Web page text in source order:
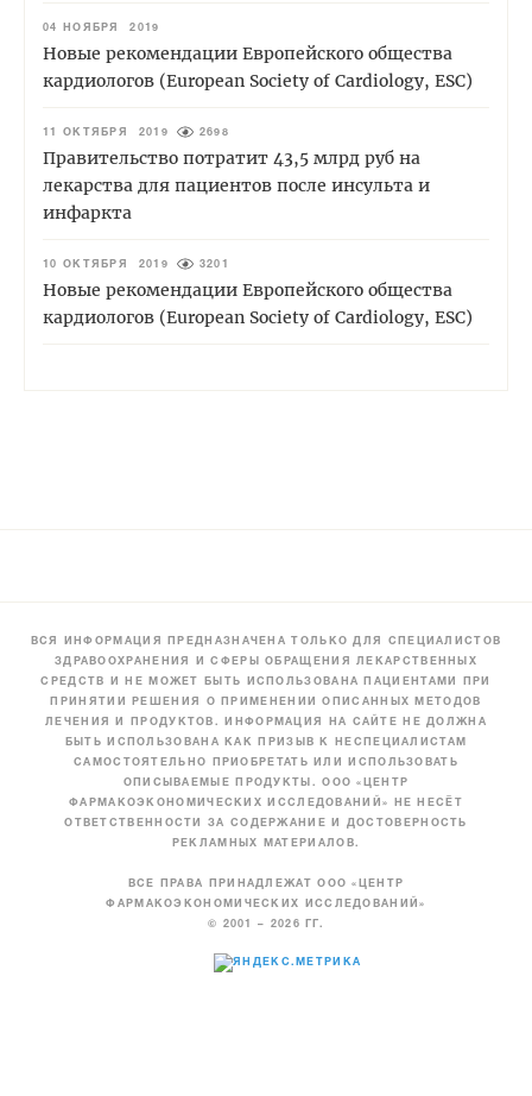
04 НОЯБРЯ 2019
Новые рекомендации Европейского общества
кардиологов (European Society of Cardiology, ESC)
11 ОКТЯБРЯ 2019 2698
Правительство потратит 43,5 млрд руб на
лекарства для пациентов после инсульта и
инфаркта
10 ОКТЯБРЯ 2019 3201
Новые рекомендации Европейского общества
кардиологов (European Society of Cardiology, ESC)
ВСЯ ИНФОРМАЦИЯ ПРЕДНАЗНАЧЕНА ТОЛЬКО ДЛЯ СПЕЦИАЛИСТОВ
ЗДРАВООХРАНЕНИЯ И СФЕРЫ ОБРАЩЕНИЯ ЛЕКАРСТВЕННЫХ
СРЕДСТВ И НЕ МОЖЕТ БЫТЬ ИСПОЛЬЗОВАНА ПАЦИЕНТАМИ ПРИ
ПРИНЯТИИ РЕШЕНИЯ О ПРИМЕНЕНИИ ОПИСАННЫХ МЕТОДОВ
ЛЕЧЕНИЯ И ПРОДУКТОВ. ИНФОРМАЦИЯ НА САЙТЕ НЕ ДОЛЖНА
БЫТЬ ИСПОЛЬЗОВАНА КАК ПРИЗЫВ К НЕСПЕЦИАЛИСТАМ
САМОСТОЯТЕЛЬНО ПРИОБРЕТАТЬ ИЛИ ИСПОЛЬЗОВАТЬ
ОПИСЫВАЕМЫЕ ПРОДУКТЫ. ООО «ЦЕНТР
ФАРМАКОЭКОНОМИЧЕСКИХ ИССЛЕДОВАНИЙ» НЕ НЕСЁТ
ОТВЕТСТВЕННОСТИ ЗА СОДЕРЖАНИЕ И ДОСТОВЕРНОСТЬ
РЕКЛАМНЫХ МАТЕРИАЛОВ.
ВСЕ ПРАВА ПРИНАДЛЕЖАТ ООО «ЦЕНТР
ФАРМАКОЭКОНОМИЧЕСКИХ ИССЛЕДОВАНИЙ»
© 2001 – 2026 ГГ.